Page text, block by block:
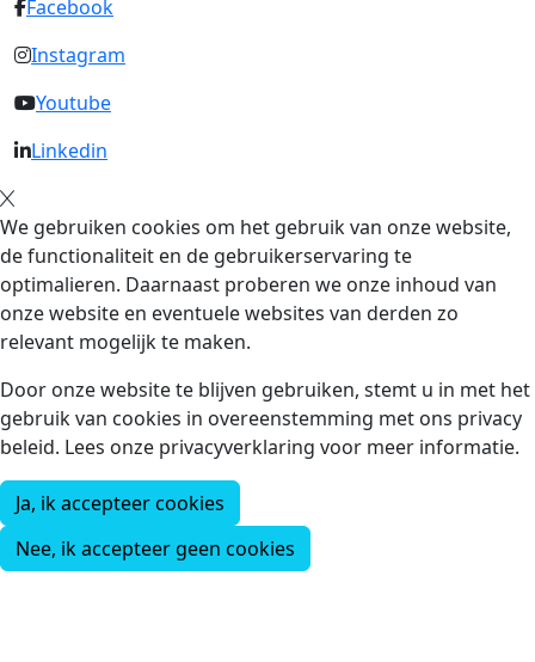
Facebook
Instagram
Youtube
Linkedin
We gebruiken cookies om het gebruik van onze website,
de functionaliteit en de gebruikerservaring te
optimalieren. Daarnaast proberen we onze inhoud van
onze website en eventuele websites van derden zo
relevant mogelijk te maken.
Door onze website te blijven gebruiken, stemt u in met het
gebruik van cookies in overeenstemming met ons privacy
beleid. Lees onze privacyverklaring voor meer informatie.
Ja, ik accepteer cookies
Nee, ik accepteer geen cookies